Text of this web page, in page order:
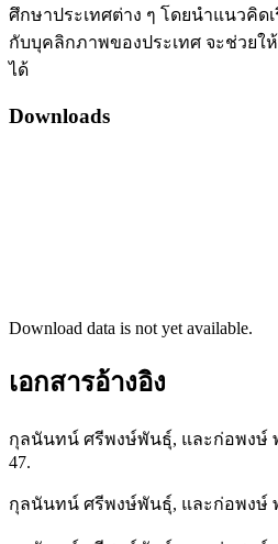
ศึกษาประเทศต่าง ๆ โดยนำแนวคิด
กับบุคลิกภาพของประเทศ จะช่วยใ
ได้
Downloads
Download data is not yet available.
เอกสารอ้างอิง
กุลนันทน์ ศรีพงษ์พันธุ์, และก่อพงษ์
47.
กุลนันทน์ ศรีพงษ์พันธุ์, และก่อพงษ์